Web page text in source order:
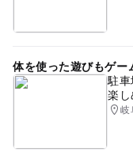
体を使った遊びもゲー
駐車
楽し
岐